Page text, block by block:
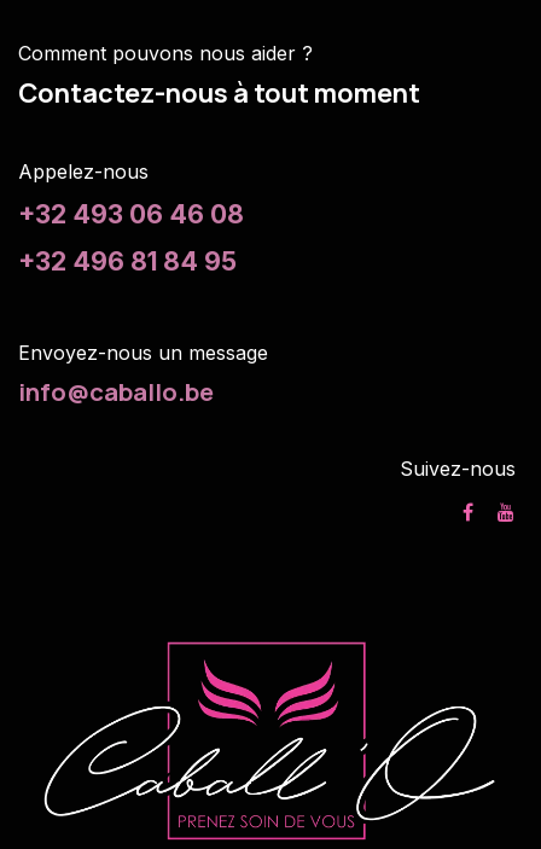
Comment pouvons nous aider ?
Contactez-nous à tout moment
Appelez-nous
+32 493 06 46 08
+32 496 81 84 95
Envoyez-nous un message
info@caballo.be
Suivez-nous